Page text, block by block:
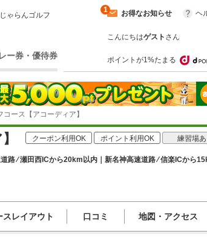
ゃらんゴルフ
ー券・優待券
お得なお知らせ
1 ヘ
こんにちはゲスト さん
ポイントが1%たまる
コース【アコーディア】
クーポン利用OK ポイント利用OK 練習場あ
道路 ⁄ 瀬田西ICから20km以内｜新名神高速道路 ⁄ 信楽ICから
スレイアウト 口コミ 地図・アクセス